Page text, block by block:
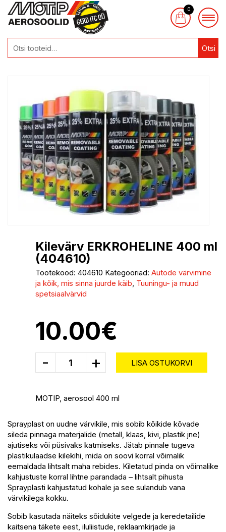
Otsi
0
Kilevärv ERKROHELINE 400 ml
(404610)
Tootekood: 404610 Kategooriad: Autode värvimine
ja kõik, mis sinna juurde käib, Tuuningu- ja muud
spetsiaalvärvid
10.00€
- + LISA OSTUKORVI
MOTIP, aerosool 400 ml
Sprayplast on uudne värvikile, mis sobib kõikide kõvade
sileda pinnaga materjalide (metall, klaas, kivi, plastik jne)
ajutiseks või püsivaks katmiseks. Jätab pinnale tugeva
plastikulaadse kilekihi, mida on soovi korral võimalik
eemaldada lihtsalt maha rebides. Kiletatud pinda on võimalike
kahjustuste korral lihtne parandada – lihtsalt pihusta
Sprayplasti kahjustatud kohale ja see sulandub vana
värvikilega kokku.
Sobib kasutada näiteks sõidukite velgede ja keredetailide
kaitsena täkete eest, iluliistude, reklaamkirjade ja